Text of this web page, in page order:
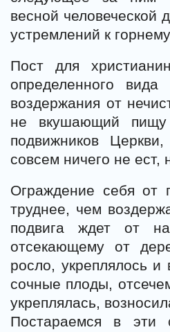
весной
устремлений к горнему.
Пост для
определенного
воздержания от
не вкушающий
подвижников
совсем ничего не ест,
Ограждение себя от
труднее, чем
подвига ждет от
отсекающему от
росло, укреплялось
сочные плоды,
укреплялась,
Постараемся в эти